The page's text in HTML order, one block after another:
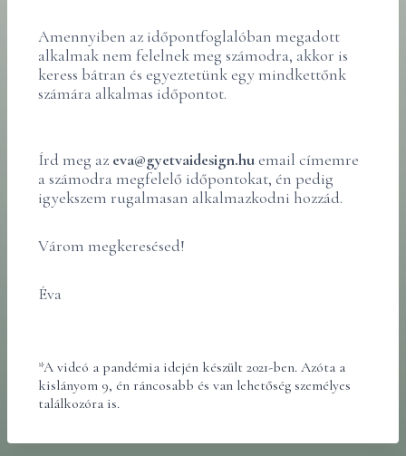
Amennyiben az időpontfoglalóban megadott
alkalmak nem felelnek meg számodra, akkor is
keress bátran és egyeztetünk egy mindkettőnk
számára alkalmas időpontot.
Írd meg az eva@gyetvaidesign.huemail címemre
a számodra megfelelő időpontokat, én pedig
igyekszem rugalmasan alkalmazkodni hozzád.
Várom megkeresésed!
Éva
*A videó a pandémia idején készült 2021-ben. Azóta a
kislányom 9, én ráncosabb és van lehetőség személyes
találkozóra is.